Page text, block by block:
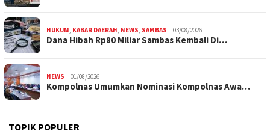
HUKUM KABAR DAERAH NEWS SAMBAS 03/08/2026
Dana Hibah Rp80 Miliar Sambas Kembali Di…
NEWS 01/08/2026
Kompolnas Umumkan Nominasi Kompolnas Awa…
TOPIK POPULER